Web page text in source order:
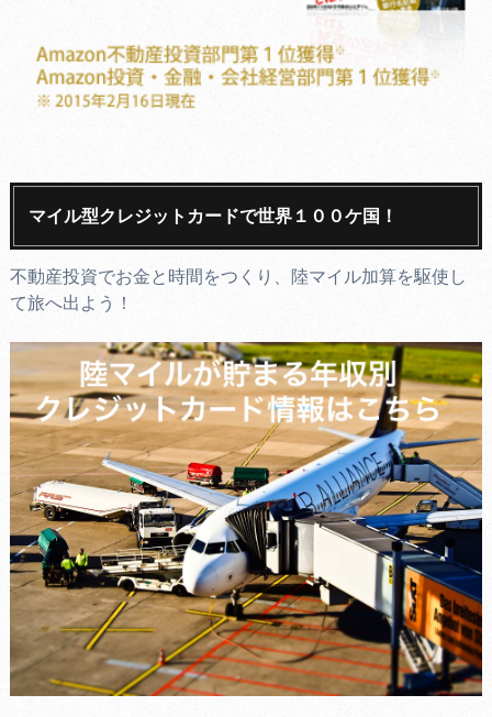
マイル型クレジットカードで世界１００ケ国！
不動産投資でお金と時間をつくり、陸マイル加算を駆使し
て旅へ出よう！